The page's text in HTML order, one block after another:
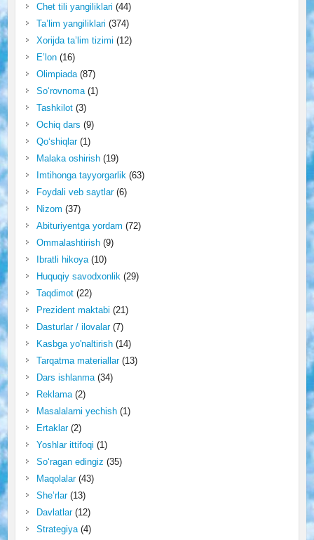
Chet tili yangiliklari (44)
Ta’lim yangiliklari (374)
Xorijda ta’lim tizimi (12)
E’lon(16)
Olimpiada(87)
So‘rovnoma(1)
Tashkilot(3)
Ochiq dars (9)
Qo‘shiqlar(1)
Malaka oshirish(19)
Imtihonga tayyorgarlik (63)
Foydali veb saytlar(6)
Nizom (37)
Abituriyentga yordam (72)
Ommalashtirish(9)
Ibratli hikoya(10)
Huquqiy savodxonlik (29)
Taqdimot(22)
Prezident maktabi (21)
Dasturlar / ilovalar(7)
Kasbga yo'naltirish(14)
Tarqatma materiallar(13)
Dars ishlanma(34)
Reklama(2)
Masalalarni yechish(1)
Ertaklar(2)
Yoshlar ittifoqi (1)
So‘ragan edingiz (35)
Maqolalar(43)
She’rlar(13)
Davlatlar(12)
Strategiya(4)